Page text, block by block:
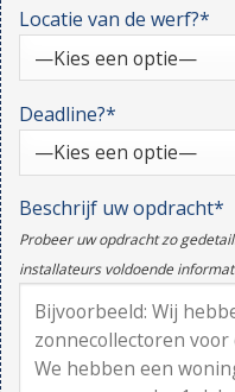
Locatie van de werf?*
Deadline?*
Beschrijf uw opdracht*
Probeer uw opdracht zo
installateurs voldoende